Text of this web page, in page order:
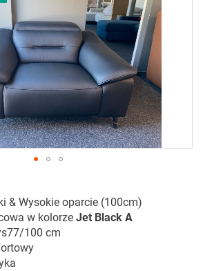
& Wysokie oparcie (100cm)
w kolorze Jet Black A
100 cm